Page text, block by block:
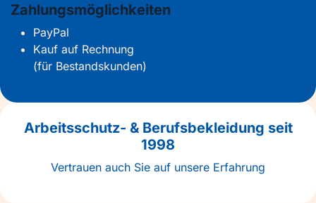
Zahlungsmöglichkeiten
PayPal
Kauf auf Rechnung
(für Bestandskunden)
Arbeitsschutz- & Berufsbekleidung seit
1998
Vertrauen auch Sie auf unsere Erfahrung